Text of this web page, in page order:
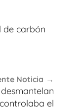
de carbón
Noticia
el